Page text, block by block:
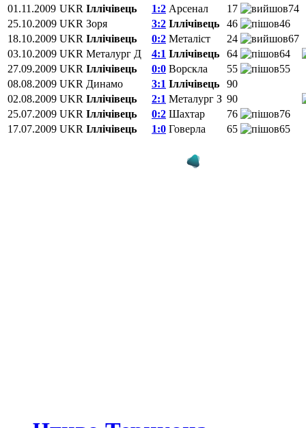
01.11.2009 UKR Іллічівець 1:2 Арсенал 17
74
25.10.2009 UKR Зоря 3:2 Іллічівець 46
46
18.10.2009 UKR Іллічівець 0:2 Металіст 24
67
03.10.2009 UKR Металург Д 4:1 Іллічівець 64
64
27.09.2009 UKR Іллічівець 0:0 Ворскла 55
55
08.08.2009 UKR Динамо 3:1 Іллічівець
90
02.08.2009 UKR Іллічівець 2:1 Металург З 90
25.07.2009 UKR Іллічівець 0:2 Шахтар 76
76
17.07.2009 UKR Іллічівець 1:0 Говерла 65 65